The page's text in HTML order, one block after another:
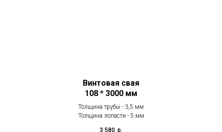
Винтовая свая
108 * 3000 мм
Толщина трубы - 3,5 мм
Толщина лопасти - 5 мм
3 580 р.